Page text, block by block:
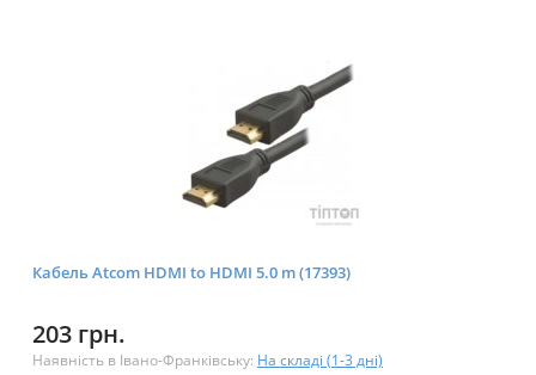
Кабель Atcom HDMI to HDMI 5.0 m (17393)
203 грн.
Наявність в Івано-Франківську: На складі (1-3 дні)